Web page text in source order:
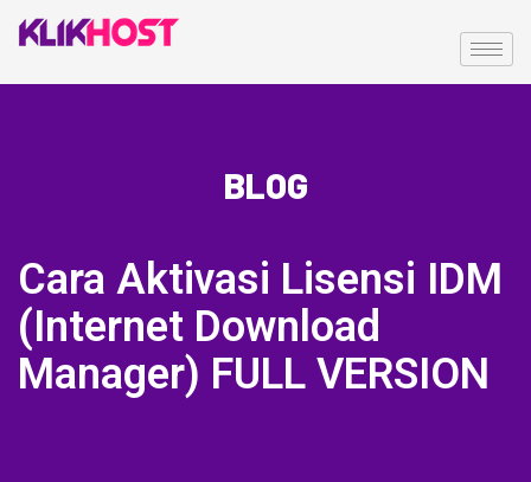
BLOG
Cara Aktivasi Lisensi IDM
(Internet Download
Manager) FULL VERSION